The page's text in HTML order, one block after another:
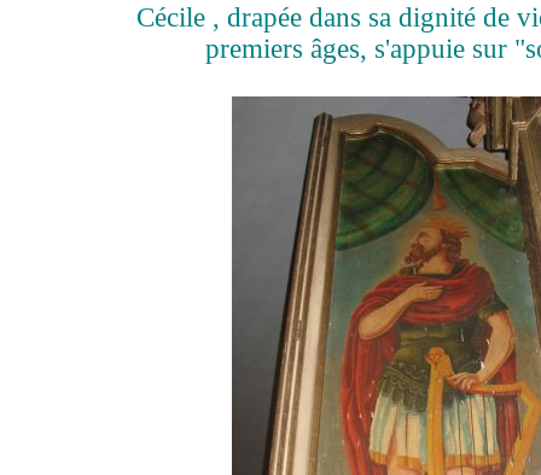
Cécile , drapée dans sa dignité de
premiers âges, s'appuie sur